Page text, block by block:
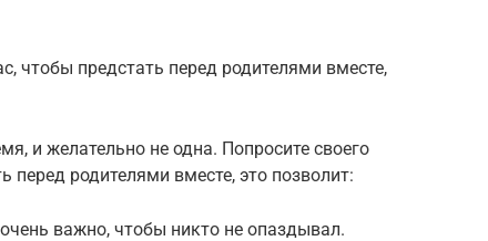
чтобы предстать перед родителями вместе,
и желательно не одна. Попросите своего
перед родителями вместе, это позволит:
важно, чтобы никто не опаздывал.